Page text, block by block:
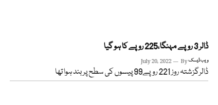
ڈالر 3 روپے مہنگا،225 روپے کا ہو گیا
July 20, 2022 Byویب ڈیسک
ڈالرگزشتہ روز 221 روپے99 پیسوں کی سطح پربند ہوا تھا